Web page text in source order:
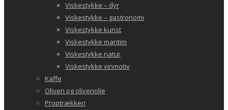
Viskestykke – dyr
Viskestykke – gastronomi
Viskestykke kunst
Viskestykke maritim
Viskestykke natur
Viskestykke vinmotiv
Kaffe
Oliven og olivenolie
Proptrækkeri